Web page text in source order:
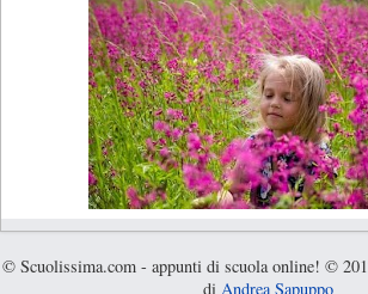
© Scuolissima.com - appunti di scuola online! ©
di Andrea Sapuppo